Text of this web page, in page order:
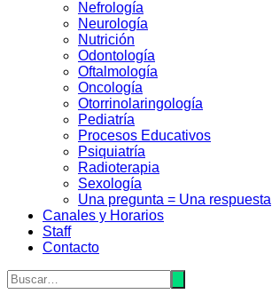
Nefrologí­a
Neurología
Nutrición
Odontologí­a
Oftalmologí­a
Oncología
Otorrinolaringologí­a
Pediatría
Procesos Educativos
Psiquiatrí­a
Radioterapia
Sexologí­a
Una pregunta = Una respuesta
Canales y Horarios
Staff
Contacto